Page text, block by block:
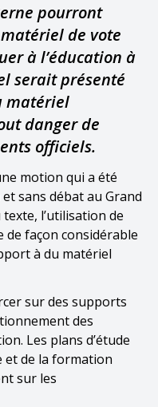
pourront
de vote
à l’éducation à
serait présenté
matériel
danger de
officiels.
motion qui a été
sans débat au Grand
l’utilisation de
façon considérable
à du matériel
sur des supports
des
Les plans d’étude
de la formation
sur les